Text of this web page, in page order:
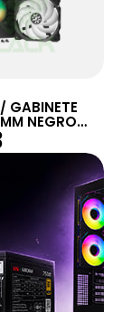
GABINETE
NEGRO